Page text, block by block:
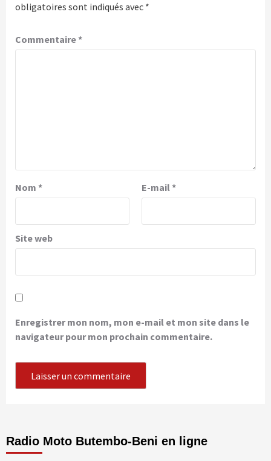
obligatoires sont indiqués avec *
Commentaire*
Nom * E-mail*
Site web
Enregistrer mon nom, mon e-mail et mon site dans le
navigateur pour mon prochain commentaire.
Radio Moto Butembo-Beni en ligne